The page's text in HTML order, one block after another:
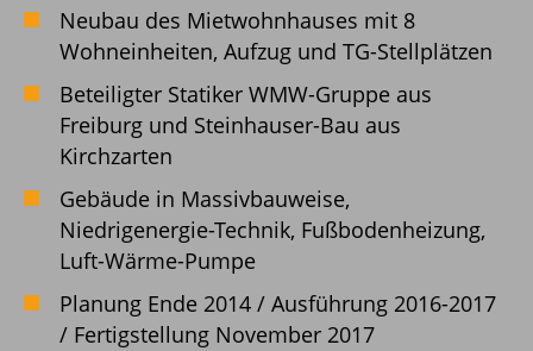
Neubau des Mietwohnhauses mit 8
Wohneinheiten, Aufzug und TG-Stellplätzen
Beteiligter Statiker WMW-Gruppe aus
Freiburg und Steinhauser-Bau aus
Kirchzarten
Gebäude in Massivbauweise,
Niedrigenergie-Technik, Fußbodenheizung,
Luft-Wärme-Pumpe
Planung Ende 2014 / Ausführung 2016-2017
/ Fertigstellung November 2017